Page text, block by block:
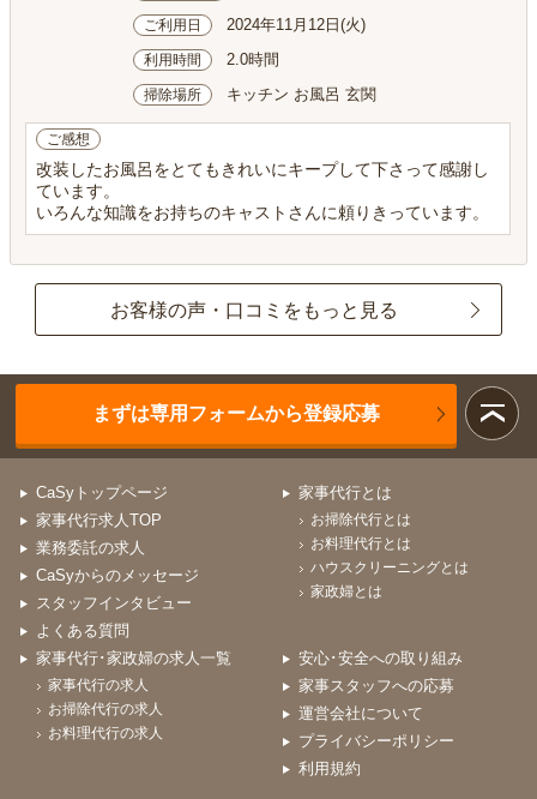
ご利用日 2024年11月12日(火)
利用時間 2.0時間
掃除場所 キッチン お風呂 玄関
ご感想
改装したお風呂をとてもきれいにキープして下さって感謝し
ています。
いろんな知識をお持ちのキャストさんに頼りきっています。
お客様の声・口コミをもっと見る
まずは専用フォームから登録応募
CaSyトップページ
家事代行求人TOP
業務委託の求人
CaSyからのメッセージ
スタッフインタビュー
よくある質問
家事代行とは
お掃除代行とは
お料理代行とは
ハウスクリーニングとは
家政婦とは
家事代行･家政婦の求人一覧
家事代行の求人
お掃除代行の求人
お料理代行の求人
安心･安全への取り組み
家事スタッフへの応募
運営会社について
プライバシーポリシー
利用規約